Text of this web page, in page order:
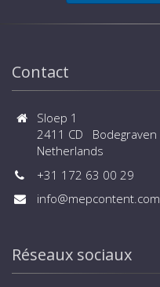
Contact
Sloep 1
2411 CD Bodegraven
Netherlands
+31 172 63 00 29
info@mepcontent.com
Réseaux sociaux